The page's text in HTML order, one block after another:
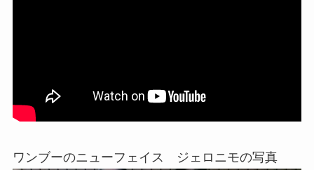
ワンブーのニューフェイス ジェロニモの写真